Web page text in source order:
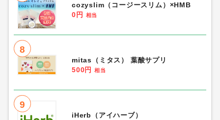
cozyslim（コージースリム）×HMB
0円
相当
8
mitas（ミタス） 葉酸サプリ
500円
相当
9
iHerb（アイハーブ）